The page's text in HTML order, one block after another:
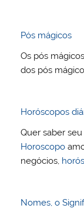
Pós mágicos
Os pós
dos pós
Horóscopos
Quer saber seu
Horoscopo
negócios,
Nomes, o